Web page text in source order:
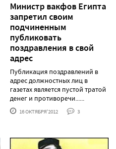
Министр вакфов Египта
запретил своим
подчиненным
публиковать
поздравления в свой
адрес
Публикация поздравлений в
адрес должностных лиц в
газетах является пустой тратой
денег и противоречи......
16 ОКТЯБРЯ'2012 3